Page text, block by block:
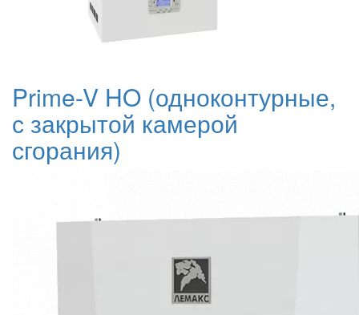
Prime-V HO (одноконтурные,
с закрытой камерой
сгорания)